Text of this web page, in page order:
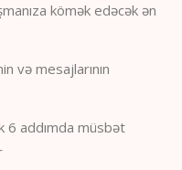
kömək edəcək ən
və mesajlarının
6 addımda müsbət